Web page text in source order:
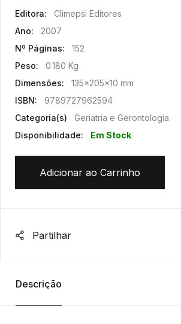
Editora:
Climepsi Editores
Ano:
2007
Nº Páginas:
152
Peso:
0.180 Kg
Dimensões:
135x205x10 mm
ISBN:
9789727962594
Categoria(s)
Geriatria e Gerontologia
Disponibilidade:
Em Stock
Adicionar ao Carrinho
Partilhar
Descrição